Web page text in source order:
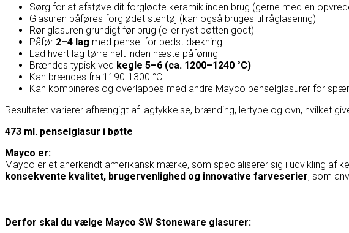
Sørg for at afstøve dit forglødte keramik inden brug (gerne med en
Glasuren påføres forglødet stentøj (kan også bruges til råglasering)
Rør glasuren grundigt før brug (eller ryst bøtten godt)
Påfør 2–4 lag med pensel for bedst dækning
Lad hvert lag tørre helt inden næste påføring
Brændes typisk ved kegle 5–6 (ca. 1200–1240 °C)
Kan brændes fra 1190-1300 °C
Kan kombineres og overlappes med andre Mayco penselglasurer for
Resultatet varierer afhængigt af lagtykkelse, brænding, lertype og ovn, hvilket
473 ml. penselglasur i bøtte
Mayco er:
Mayco er et anerkendt amerikansk mærke, som specialiserer sig i udvikling af
konsekvente kvalitet, brugervenlighed og innovative farveserier, som
Derfor skal du vælge Mayco SW Stoneware glasurer: